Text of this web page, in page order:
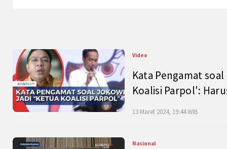
Video
Kata Pengamat
Koalisi Parpol':
13 Maret 2024, 19:44 WIB
Nasional